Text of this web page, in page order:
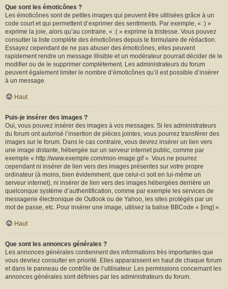
Que sont les émoticônes ?
Les émoticônes sont de petites images qui peuvent être utilisées grâce à un
code court et qui permettent d’exprimer des sentiments. Par exemple, « :) »
exprime la joie, alors qu’au contraire, « :( » exprime la tristesse. Vous pouvez
consulter la liste complète des émoticônes depuis le formulaire de rédaction.
Essayez cependant de ne pas abuser des émoticônes, elles peuvent
rapidement rendre un message illisible et un modérateur pourrait décider de le
modifier ou de le supprimer complètement. Les administrateurs du forum
peuvent également limiter le nombre d’émoticônes qu’il est possible d’insérer
à un message.
Haut
Puis-je insérer des images ?
Oui, vous pouvez insérer des images à vos messages. Si les administrateurs
du forum ont autorisé l’insertion de pièces jointes, vous pourrez transférer des
images sur le forum. Dans le cas contraire, vous devrez insérer un lien vers
une image distante, hébergée sur un serveur internet public, comme par
exemple « http://www.exemple.com/mon-image.gif ». Vous ne pourrez
cependant ni insérer de lien vers des images présentes sur votre propre
ordinateur (à moins, bien évidemment, que celui-ci soit en lui-même un
serveur internet), ni insérer de lien vers des images hébergées derrière un
quelconque système d’authentification, comme par exemple les services de
messagerie électronique de Outlook ou de Yahoo, les sites protégés par un
mot de passe, etc. Pour insérer une image, utilisez la balise BBCode « [img] ».
Haut
Que sont les annonces générales ?
Les annonces générales contiennent des informations très importantes que
vous devriez consulter en priorité. Elles apparaissent en haut de chaque forum
et dans le panneau de contrôle de l’utilisateur. Les permissions concernant les
annonces générales sont définies par les administrateurs du forum.